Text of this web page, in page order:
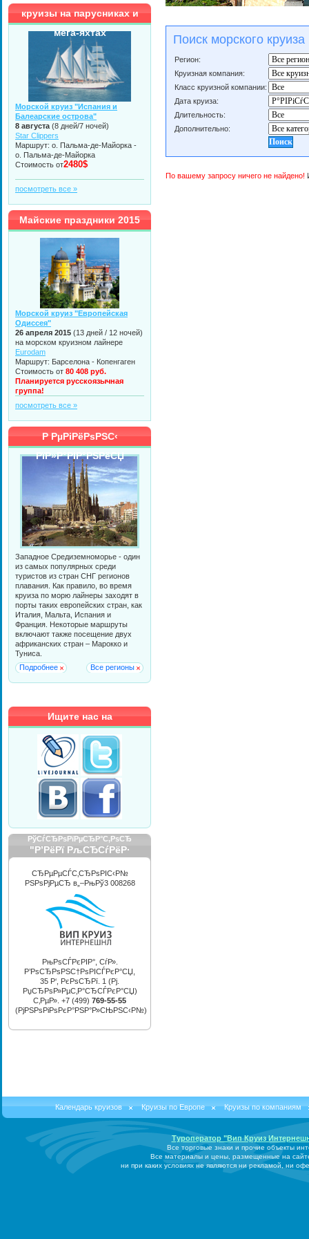
Поиск морского круиза
Регион:
Круизная компания:
Класс круизной компании:
Дата круиза:
Длительность:
Дополнительно:
По вашему запросу ничего не найдено!
круизы на парусниках и
мега-яхтах
Морской круиз "Испания и
Балеарские острова"
8 августа (8 дней/7 ночей)
Star Clippers
Маршрут: о. Пальма-де-Майорка -
о. Пальма-де-Майорка
Стоимость от2480$
посмотреть все »
Майские праздники 2015
Морской круиз "Европейская
Одиссея"
26 апреля 2015 (13 дней / 12 ночей)
на морском круизном лайнере
Eurodam
Маршрут: Барселона - Копенгаген
Стоимость от 80 408 руб.
Планируется русскоязычная
группа!
посмотреть все »
Р РµРіРёРѕРЅС‹
РїР»Р°РІР°РЅРёСЏ
Западное Средиземноморье - один
из самых популярных среди
туристов из стран СНГ регионов
плавания. Как правило, во время
круиза по морю лайнеры заходят в
порты таких европейских стран, как
Италия, Мальта, Испания и
Франция. Некоторые маршруты
включают также посещение двух
африканских стран – Марокко и
Туниса.
Подробнее
Все регионы
Ищите нас на
СЂРµРµСЃС‚СЂРѕРІС‹Р№
РЅРѕРјРµСЂ в„–РњРў3 008268
РњРѕСЃРєРІР°, СѓР».
Р’РѕСЂРѕРЅС†РѕРІСЃРєР°СЏ,
35 Р‘, РєРѕСЂРї. 1 (Рј.
РџСЂРѕР»РµС‚Р°СЂСЃРєР°СЏ)
С‚РµР». +7 (499) 769-55-55
(РјРЅРѕРіРѕРєР°РЅР°Р»СЊРЅС‹Р№)
РўСѓСЂРѕРїРµСЂР°С‚РѕСЂ
"Р’РёРї РљСЂСѓРёР·
Календарь круизов Круизы по Европе Круизы по компаниям
Туроператор "Вип Круиз
Все торговые знаки и прочие объекты
Все материалы и цены, размещенные на
ни при каких условиях не являются ни рекламой, ни